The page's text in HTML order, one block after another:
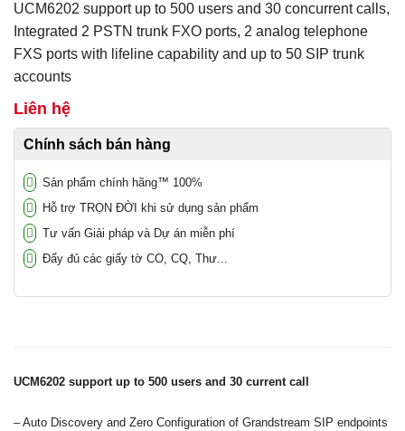
trênđánh
giá
UCM6202 support up to 500 users and 30 concurrent calls,
Integrated 2 PSTN trunk FXO ports, 2 analog telephone
FXS ports with lifeline capability and up to 50 SIP trunk
accounts
Liên hệ
Chính sách bán hàng
Sản phẩm chính hãng™ 100%
Hỗ trợ TRỌN ĐỜI khi sử dụng sản phẩm
Tư vấn Giải pháp và Dự án miễn phí
Đẩy đủ các giấy tờ CO, CQ, Thư...
UCM6202 support up to 500 users and 30 current call
– Auto Discovery and Zero Configuration of Grandstream SIP endpoints